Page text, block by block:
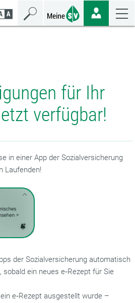
für Ihr
verfügbar!
in einer App der Sozialversicherung
Laufenden!
der Sozialversicherung automatisch
sobald ein neues e‑Rezept für Sie
e‑Rezept ausgestellt wurde –